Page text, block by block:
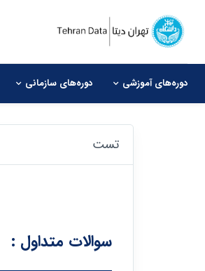
دوره‌های آموزشی دوره‌های سازمانی
تست
سوالات متداول :